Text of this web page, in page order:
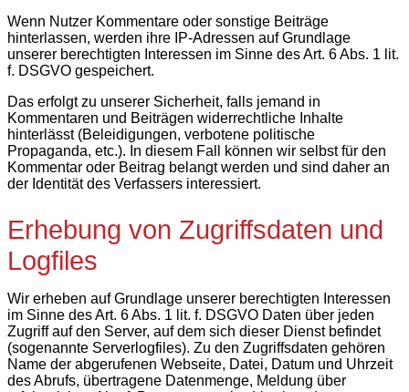
Wenn Nutzer Kommentare oder sonstige Beiträge
hinterlassen, werden ihre IP-Adressen auf Grundlage
unserer berechtigten Interessen im Sinne des Art. 6 Abs. 1 lit.
f. DSGVO gespeichert.
Das erfolgt zu unserer Sicherheit, falls jemand in
Kommentaren und Beiträgen widerrechtliche Inhalte
hinterlässt (Beleidigungen, verbotene politische
Propaganda, etc.). In diesem Fall können wir selbst für den
Kommentar oder Beitrag belangt werden und sind daher an
der Identität des Verfassers interessiert.
Erhebung von Zugriffsdaten und
Logfiles
Wir erheben auf Grundlage unserer berechtigten Interessen
im Sinne des Art. 6 Abs. 1 lit. f. DSGVO Daten über jeden
Zugriff auf den Server, auf dem sich dieser Dienst befindet
(sogenannte Serverlogfiles). Zu den Zugriffsdaten gehören
Name der abgerufenen Webseite, Datei, Datum und Uhrzeit
des Abrufs, übertragene Datenmenge, Meldung über